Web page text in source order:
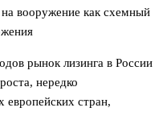
вооружение как схемный
рынок лизинга в России
нередко
европейских стран,